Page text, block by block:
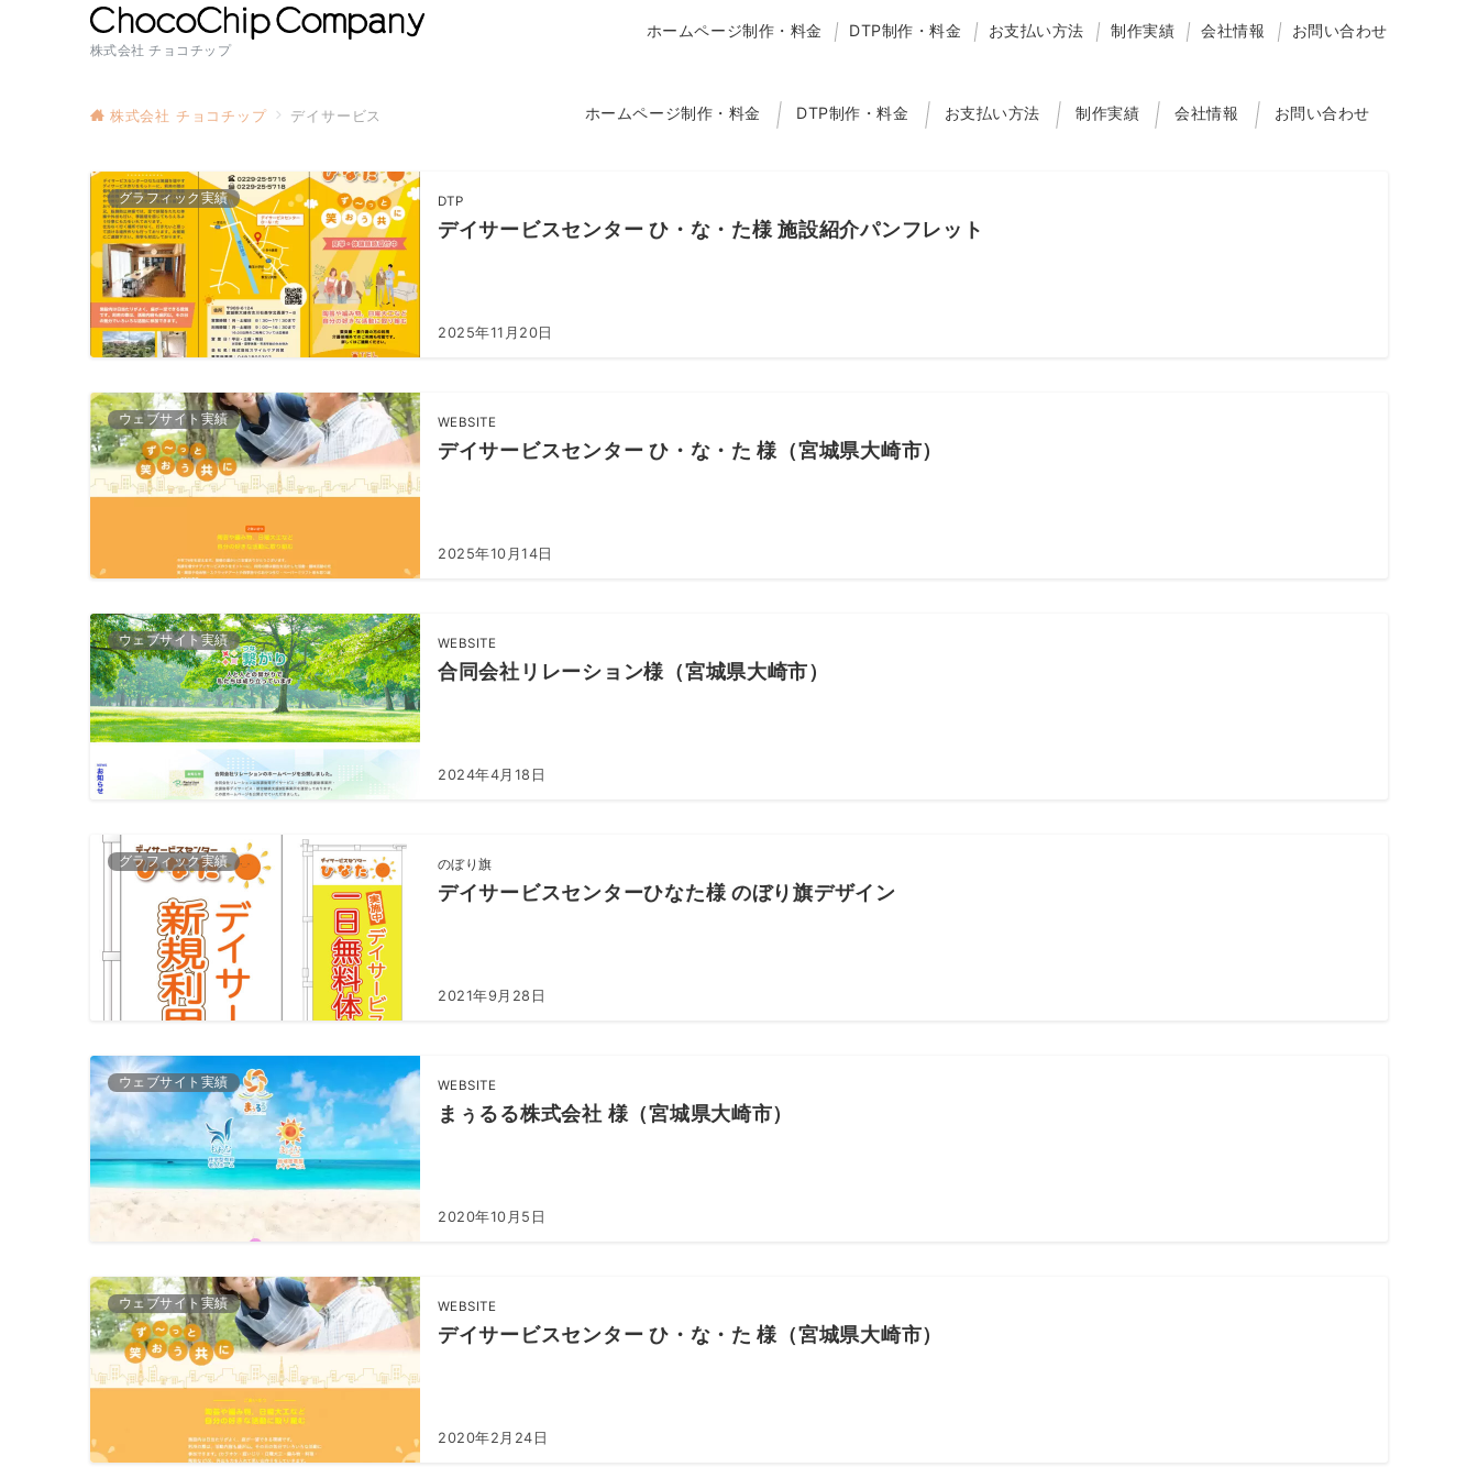
株式会社 チョコチップ
ホームページ制作・料金 DTP制作・料金 お支払い方法 制作実績 会社情報 お問い合わせ
ホームページ制作・料金 DTP制作・料金 お支払い方法 制作実績 会社情報 お問い合わせ
株式会社 チョコチップ デイサービス
グラフィック実績 DTP
デイサービスセンター ひ・な・た様 施設紹介パンフレット
2025年11月20日
ウェブサイト実績 WEBSITE
デイサービスセンター ひ・な・た 様（宮城県大崎市）
2025年10月14日
ウェブサイト実績 WEBSITE
合同会社リレーション様（宮城県大崎市）
2024年4月18日
グラフィック実績 のぼり旗
デイサービスセンターひなた様 のぼり旗デザイン
2021年9月28日
ウェブサイト実績 WEBSITE
まぅるる株式会社 様（宮城県大崎市）
2020年10月5日
ウェブサイト実績 WEBSITE
デイサービスセンター ひ・な・た 様（宮城県大崎市）
2020年2月24日